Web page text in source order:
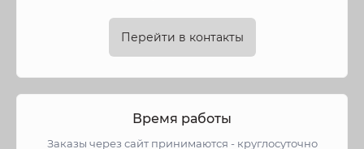
Перейти в контакты
Время работы
Заказы через сайт принимаются - круглосуточно